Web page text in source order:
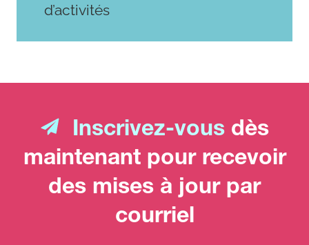
d’activités
Inscrivez-vous dès
maintenant pour recevoir
des mises à jour par
courriel